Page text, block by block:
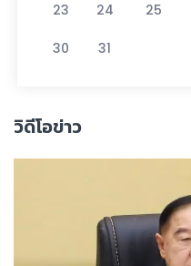
23 24 25
30 31
วิดีโอข่าว